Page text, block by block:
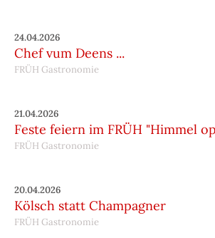
24.04.2026
Chef vum Deens ...
FRÜH Gastronomie
21.04.2026
Feste feiern im FRÜH "Himmel
FRÜH Gastronomie
20.04.2026
Kölsch statt Champagner
FRÜH Gastronomie